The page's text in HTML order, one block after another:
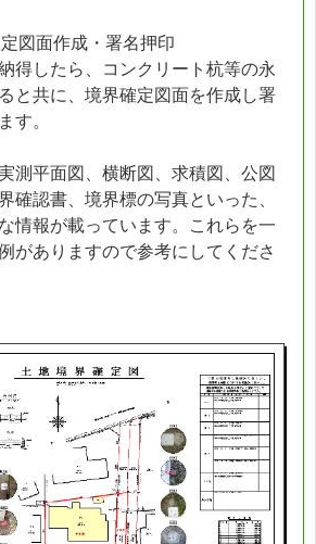
図面作成・署名押印
得したら、コンクリート杭等の永
と共に、境界確定図面を作成し署
す。
測平面図、横断図、求積図、公図
確認書、境界標の写真といった、
情報が載っています。これらを一
がありますので参考にしてくださ